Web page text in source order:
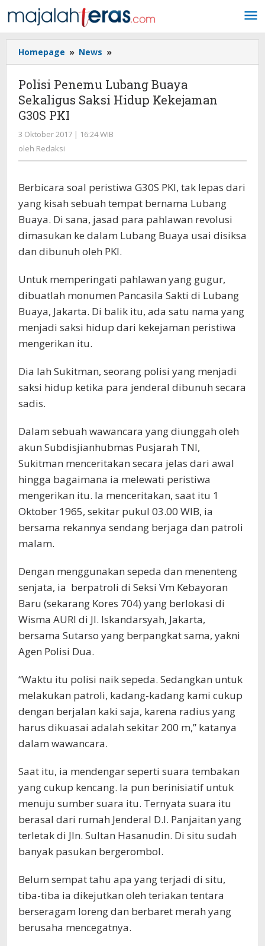
ke
konten
Homepage » News »
Penemu
Lubang
Buaya
Sekaligus
PKI
Polisi Penemu Lubang Buaya
Sekaligus Saksi Hidup Kekejaman
G30S PKI
3 Oktober 2017 | 16:24 WIB
oleh Redaksi
Berbicara soal peristiwa G30S PKI, tak lepas dari
yang kisah sebuah tempat bernama Lubang
Buaya. Di sana, jasad para pahlawan revolusi
dimasukan ke dalam Lubang Buaya usai disiksa
dan dibunuh oleh PKI.
Untuk memperingati pahlawan yang gugur,
dibuatlah monumen Pancasila Sakti di Lubang
Buaya, Jakarta. Di balik itu, ada satu nama yang
menjadi saksi hidup dari kekejaman peristiwa
mengerikan itu.
Dia lah Sukitman, seorang polisi yang menjadi
saksi hidup ketika para jenderal dibunuh secara
sadis.
Dalam sebuah wawancara yang diunggah oleh
akun Subdisjianhubmas Pusjarah TNI,
Sukitman menceritakan secara jelas dari awal
hingga bagaimana ia melewati peristiwa
mengerikan itu. Ia menceritakan, saat itu 1
Oktober 1965, sekitar pukul 03.00 WIB, ia
bersama rekannya sendang berjaga dan patroli
malam.
Dengan menggunakan sepeda dan menenteng
senjata, ia berpatroli di Seksi Vm Kebayoran
Baru (sekarang Kores 704) yang berlokasi di
Wisma AURI di Jl. Iskandarsyah, Jakarta,
bersama Sutarso yang berpangkat sama, yakni
Agen Polisi Dua.
“Waktu itu polisi naik sepeda. Sedangkan untuk
melakukan patroli, kadang-kadang kami cukup
dengan berjalan kaki saja, karena radius yang
harus dikuasai adalah sekitar 200 m,” katanya
dalam wawancara.
Saat itu, ia mendengar seperti suara tembakan
yang cukup kencang. Ia pun berinisiatif untuk
menuju sumber suara itu. Ternyata suara itu
berasal dari rumah Jenderal D.I. Panjaitan yang
terletak di Jln. Sultan Hasanudin. Di situ sudah
banyak pasukan bergerombol.
Belum sempat tahu apa yang terjadi di situ,
tiba-tiba ia dikejutkan oleh teriakan tentara
berseragam loreng dan berbaret merah yang
berusaha mencegatnya.